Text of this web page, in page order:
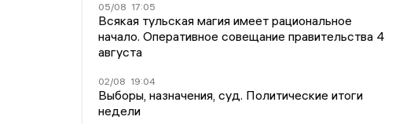
05/08 17:05
Всякая тульская магия имеет рациональное
начало. Оперативное совещание правительства 4
августа
02/08 19:04
Выборы, назначения, суд. Политические итоги
недели